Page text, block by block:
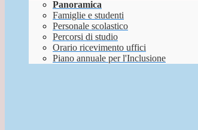
Panoramica
Famiglie e studenti
Personale scolastico
Percorsi di studio
Orario ricevimento uffici
Piano annuale per l'Inclusione